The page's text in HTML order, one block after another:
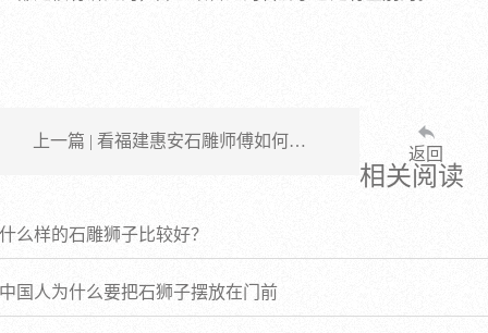
上一篇 | 看福建惠安石雕师傅如何…
返回
相关阅读
什么样的石雕狮子比较好？
中国人为什么要把石狮子摆放在门前